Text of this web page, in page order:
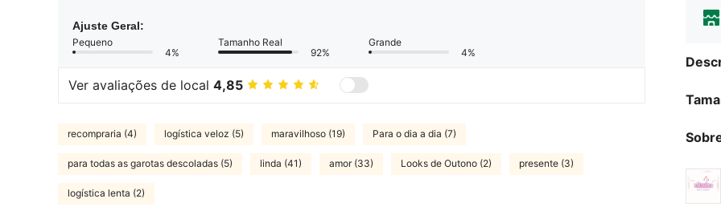
Ajuste Geral:
Pequeno
4%
Tamanho Real
92%
Grande
4%
Ver avaliações de local 4,85
recompraria (4) logística veloz (5) maravilhoso (19) Para o dia a dia (7)
para todas as garotas descoladas (5) linda (41) amor (33) Looks de Outono (2) presente (3)
logística lenta (2)